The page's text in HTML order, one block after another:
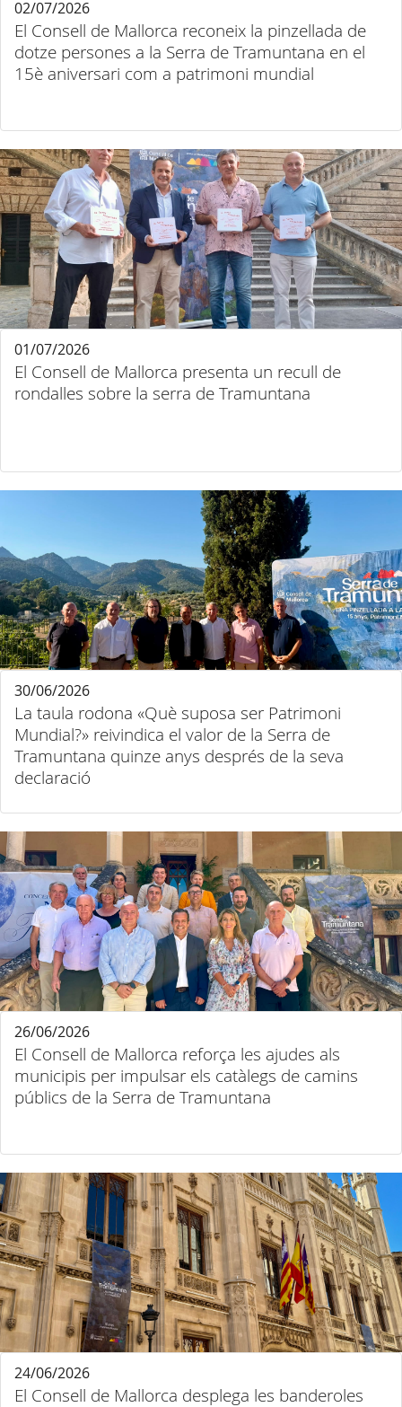
El Consell de Mallorca reconeix la pinzellada de
dotze persones a la Serra de Tramuntana en el
15è aniversari com a patrimoni mundial
02/07/2026
El Consell de Mallorca presenta un recull de
rondalles sobre la serra de Tramuntana
01/07/2026
La taula rodona «Què suposa ser Patrimoni
Mundial?» reivindica el valor de la Serra de
Tramuntana quinze anys després de la seva
declaració
30/06/2026
El Consell de Mallorca reforça les ajudes als
municipis per impulsar els catàlegs de camins
públics de la Serra de Tramuntana
26/06/2026
El Consell de Mallorca desplega les banderoles
24/06/2026